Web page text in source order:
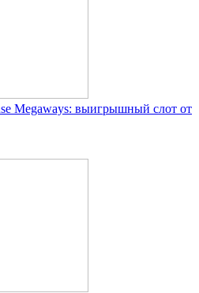
Megaways: выигрышный слот от